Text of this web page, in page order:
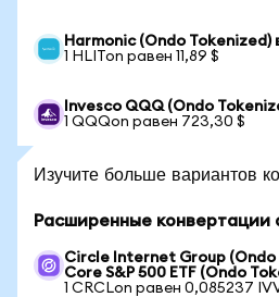
Harmonic (Ondo
1 HLITon равен 11,89 $
Invesco QQQ (Ondo
1 QQQon равен 723,30 $
Изучите больше вариантов
Расширенные конвертации
Circle Internet Group (Ondo
Core S&P 500 ETF (Ondo
1 CRCLon равен 0,085237